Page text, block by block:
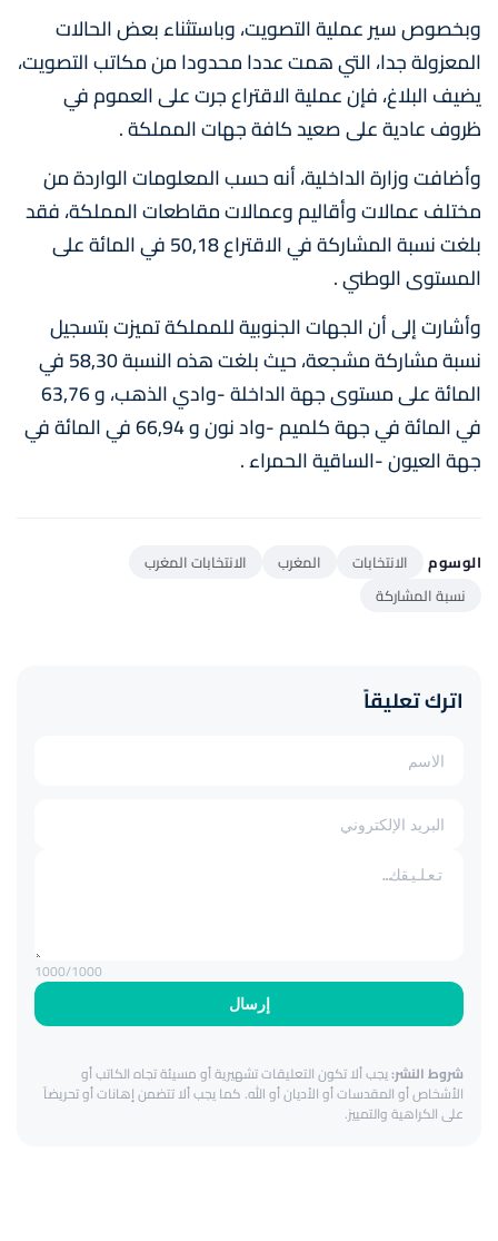
وبخصوص سير عملية التصويت، وباستثناء بعض الحالات
المعزولة جدا، التي همت عددا محدودا من مكاتب التصويت،
يضيف البلاغ، فإن عملية الاقتراع جرت على العموم في
ظروف عادية على صعيد كافة جهات المملكة .
وأضافت وزارة الداخلية، أنه حسب المعلومات الواردة من
مختلف عمالات وأقاليم وعمالات مقاطعات المملكة، فقد
بلغت نسبة المشاركة في الاقتراع 50,18 في المائة على
المستوى الوطني .
وأشارت إلى أن الجهات الجنوبية للمملكة تميزت بتسجيل
نسبة مشاركة مشجعة، حيث بلغت هذه النسبة 58,30 في
المائة على مستوى جهة الداخلة -وادي الذهب، و 63,76
في المائة في جهة كلميم -واد نون و 66,94 في المائة في
جهة العيون -الساقية الحمراء .
الوسوم الانتخابات المغرب
الانتخابات المغرب
نسبة المشاركة
اترك تعليقاً
إرسال
1000/1000
شروط النشر:يجب ألا تكون التعليقات تشهيرية أو مسيئة تجاه الكاتب أو
الأشخاص أو المقدسات أو الأديان أو الله. كما يجب ألا تتضمن إهانات أو تحريضاً
على الكراهية والتمييز.